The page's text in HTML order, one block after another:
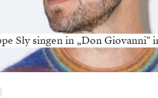
Sly singen in „Don Giovanni"